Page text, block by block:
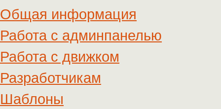
Общая информация
Работа с админпанелью
Работа с движком
Разработчикам
Шаблоны